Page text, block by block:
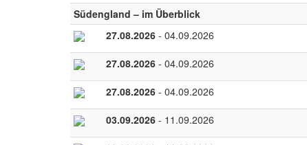
Südengland – im Überblick
27.08.2026 - 04.09.2026
27.08.2026 - 04.09.2026
27.08.2026 - 04.09.2026
03.09.2026 - 11.09.2026